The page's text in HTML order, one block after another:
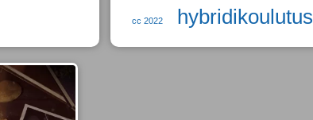
cc 2022 hybridikoulutus